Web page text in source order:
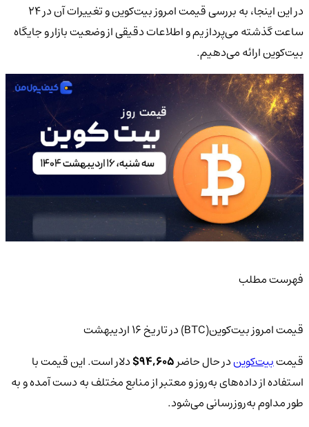
در این اینجا، به بررسی قیمت امروز بیت‌کوین و تغییرات آن در 24
ساعت گذشته می‌پردازیم و اطلاعات دقیقی از وضعیت بازار و جایگاه
بیت‌کوین ارائه می‌دهیم.
فهرست مطلب
قیمت امروز بیت‌کوین(BTC) در تاریخ ۱۶ اردیبهشت
قیمتبیت‌کویندر حال حاضر94,605
$دلار است. این قیمت با
استفاده از داده‌های به‌روز و معتبر از منابع مختلف به دست آمده و به
طور مداوم به‌روزرسانی می‌شود.